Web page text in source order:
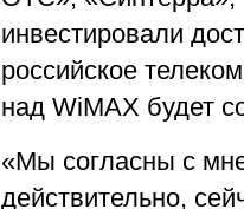
инвестировали
российское
над WiMAX будет
«Мы согласны с
действительно,